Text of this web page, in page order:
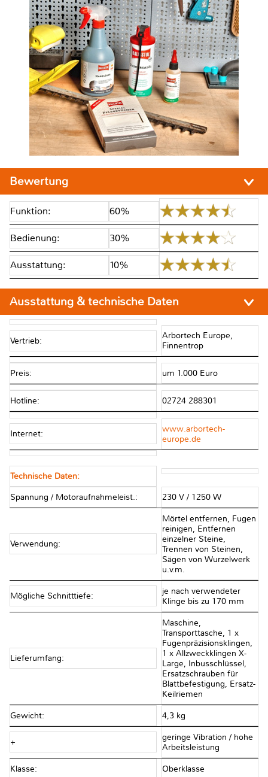
Bewertung
Funktion: 60%
Bedienung: 30%
Ausstattung: 10%
Ausstattung & technische Daten
Vertrieb:
Arbortech Europe,
Finnentrop
Preis: um 1.000 Euro
Hotline: 02724 288301
Internet:
www.arbortech-
europe.de
Technische Daten:
Spannung / Motoraufnahmeleist.: 230 V / 1250 W
Verwendung:
Mörtel entfernen, Fugen
reinigen, Entfernen
einzelner Steine,
Trennen von Steinen,
Sägen von Wurzelwerk
u.v.m.
Mögliche Schnitttiefe:
je nach verwendeter
Klinge bis zu 170 mm
Lieferumfang:
Maschine,
Transporttasche, 1 x
Fugenpräzisionsklingen,
1 x Allzweckklingen X-
Large, Inbusschlüssel,
Ersatzschrauben für
Blattbefestigung, Ersatz-
Keilriemen
Gewicht: 4,3 kg
+
geringe Vibration / hohe
Arbeitsleistung
Klasse: Oberklasse